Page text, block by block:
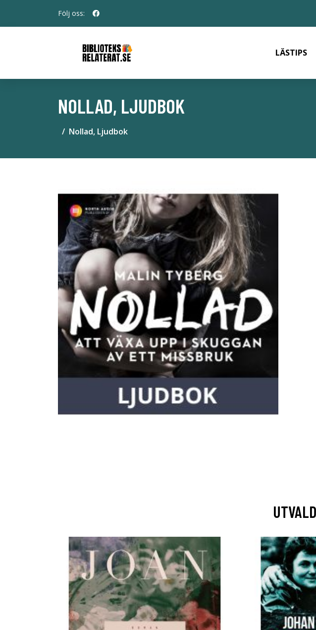
Följ oss:
LÄSTIPS
NOLLAD, LJUDBOK
Nollad, Ljudbok